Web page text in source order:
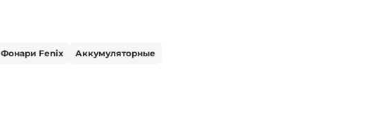
Фонари Fenix Аккумуляторные